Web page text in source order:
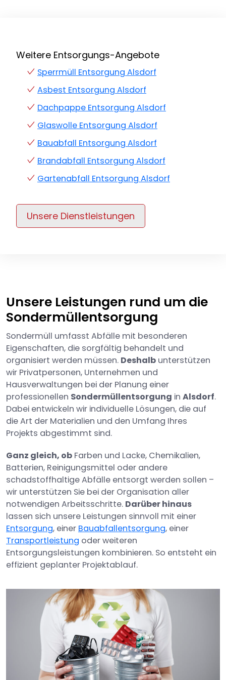
Weitere Entsorgungs-Angebote
Sperrmüll Entsorgung Alsdorf
Asbest Entsorgung Alsdorf
Dachpappe Entsorgung Alsdorf
Glaswolle Entsorgung Alsdorf
Bauabfall Entsorgung Alsdorf
Brandabfall Entsorgung Alsdorf
Gartenabfall Entsorgung Alsdorf
Unsere Dienstleistungen
Unsere Leistungen rund um die
Sondermüllentsorgung
Sondermüll umfasst Abfälle mit besonderen
Eigenschaften, die sorgfältig behandelt und
organisiert werden müssen. Deshalb unterstützen
wir Privatpersonen, Unternehmen und
Hausverwaltungen bei der Planung einer
professionellen Sondermüllentsorgung in Alsdorf.
Dabei entwickeln wir individuelle Lösungen, die auf
die Art der Materialien und den Umfang Ihres
Projekts abgestimmt sind.
Ganz gleich, ob Farben und Lacke, Chemikalien,
Batterien, Reinigungsmittel oder andere
schadstoffhaltige Abfälle entsorgt werden sollen –
wir unterstützen Sie bei der Organisation aller
notwendigen Arbeitsschritte. Darüber hinaus
lassen sich unsere Leistungen sinnvoll mit einer
Entsorgung, einer Bauabfallentsorgung, einer
Transportleistung oder weiteren
Entsorgungsleistungen kombinieren. So entsteht ein
effizient geplanter Projektablauf.